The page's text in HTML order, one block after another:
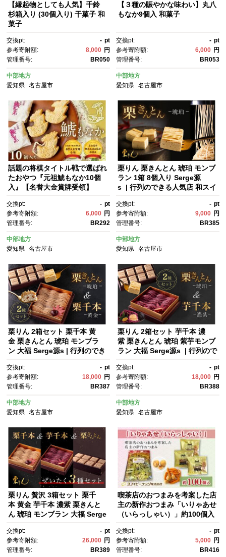
【縁起物としても人気】千鈴
杉箱入り (30個入り) 干菓子 和
菓子
交換pt: - pt
参考寄附額:
8,000 円
管理番号:
BR050
中部地方
愛知県
名古屋市
【３種の賑やかな味わい】丸八
もなか9個入 和菓子
交換pt: - pt
参考寄附額:
6,000 円
管理番号:
BR053
中部地方
愛知県 名古屋市
話題の将棋タイトル戦で選ばれ
たおやつ『元祖鯱もなか10個
入』【名誉大金賞牌受領】
交換pt: - pt
参考寄附額:
6,000 円
管理番号:
BR292
中部地方
愛知県
名古屋市
栗りん 栗きんとん 琥珀 モンブ
ラン 1箱 8個入り Serge源
s | 行列のできる人気店 和スイ
しゃれ ギフト プレゼント 贈り
物 手土産 人気 おすすめ 送料無
料
交換pt: - pt
参考寄附額:
9,000 円
管理番号:
BR385
中部地方
愛知県 名古屋市
栗りん 2箱セット 栗千本 黄
金 栗きんとん 琥珀 モンブラ
ン 大福 Serge源s | 行列のでき
子 栗 上品 高級感 おしゃれ ギ
フト プレゼント 贈り物 手土
産 人気 おすすめ 送料無料
交換pt: - pt
参考寄附額:
18,000 円
管理番号:
BR387
中部地方
愛知県
名古屋市
栗りん 2箱セット 芋千本 濃
紫 栗きんとん 琥珀 紫芋モンブ
ラン 大福 Serge源s | 行列ので
子 モンブラン 栗 芋 紫芋 上
品 高級感 おしゃれ ギフト プレ
ゼント 贈り物 手土産 人気 おす
すめ 送料無料
交換pt: - pt
参考寄附額:
18,000 円
管理番号:
BR388
中部地方
愛知県 名古屋市
栗りん 贅沢 3箱セット 栗千
本 黄金 芋千本 濃紫 栗きんと
ん 琥珀 モンブラン 大福 Serge
イーツ 洋菓子 栗 芋 紫芋 上
品 高級感 おしゃれ ギフト プレ
ゼント 贈り物 手土産 人気 おす
交換pt: - pt
参考寄附額:
26,000 円
管理番号:
BR389
喫茶店のおつまみを考案した店
主の新作おつまみ「いりゃあせ
（いらっしゃい）」約100個入
交換pt: - pt
参考寄附額:
5,000 円
管理番号:
BR416